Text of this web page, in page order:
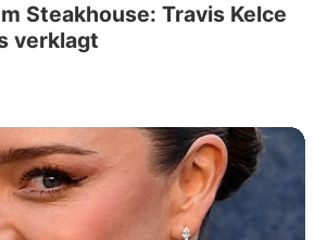
Steakhouse: Travis Kelce
verklagt